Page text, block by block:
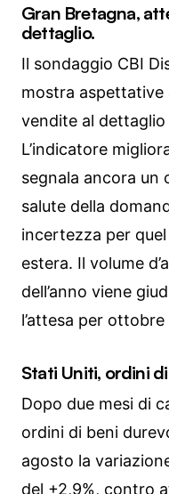
Gran Bretagna,
dettaglio.
Il sondaggio CBI
mostra aspettative
vendite al dettaglio
L’indicatore
segnala ancora un
salute della
incertezza per
estera. Il volume
dell’anno viene
l’attesa per
Stati Uniti, ordini
Dopo due mesi di
ordini di beni
agosto la
del +2,9%, contro